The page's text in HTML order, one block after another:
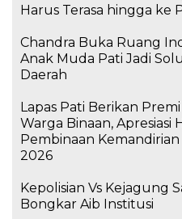
Harus Terasa hingga ke
Chandra Buka Ruang
Anak Muda Pati Jadi
Daerah
Lapas Pati Berikan
Warga Binaan, Apresiasi
Pembinaan
2026
Kepolisian Vs Kejagung
Bongkar Aib Institusi